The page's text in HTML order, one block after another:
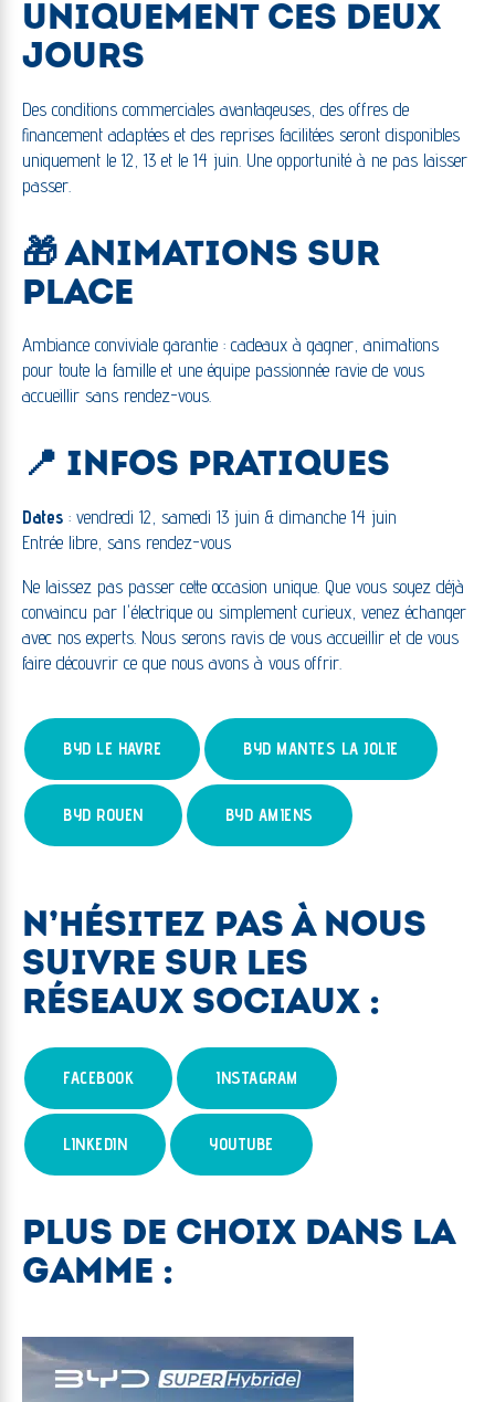
UNIQUEMENT CES DEUX
JOURS
Des conditions commerciales avantageuses, des offres de
financement adaptées et des reprises facilitées seront disponibles
uniquement le 12, 13 et le 14 juin. Une opportunité à ne pas laisser
passer.
🎁 ANIMATIONS SUR
PLACE
Ambiance conviviale garantie : cadeaux à gagner, animations
pour toute la famille et une équipe passionnée ravie de vous
accueillir sans rendez-vous.
📍 INFOS PRATIQUES
Dates : vendredi 12, samedi 13 juin & dimanche 14 juin
Entrée libre, sans rendez-vous
Ne laissez pas passer cette occasion unique. Que vous soyez déjà
convaincu par l'électrique ou simplement curieux, venez échanger
avec nos experts. Nous serons ravis de vous accueillir et de vous
faire découvrir ce que nous avons à vous offrir.
BYD LE HAVRE BYD MANTES LA JOLIE
BYD ROUEN BYD AMIENS
N’HÉSITEZ PAS À NOUS
SUIVRE SUR LES
RÉSEAUX SOCIAUX :
FACEBOOK INSTAGRAM
LINKEDIN YOUTUBE
PLUS DE CHOIX DANS LA
GAMME :